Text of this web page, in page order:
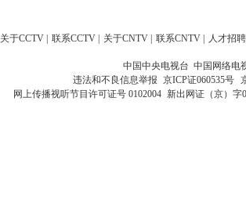
关于CCTV 联系CCTV 关于CNTV 联系CNTV 人才招聘
中国中央电视台 中国网络电
违法和不良信息举报 京ICP证060535号
网上传播视听节目许可证号 0102004 新出网证（京）